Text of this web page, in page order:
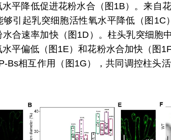
平降低促进花粉水合（图1B）。来自
引起乳突细胞活性氧水平降低（图1C
合速率加快（图1D）。柱头乳突细胞
平偏低（图1E）和花粉水合加快（图
Bs相互作用（图1G），共同调控柱头